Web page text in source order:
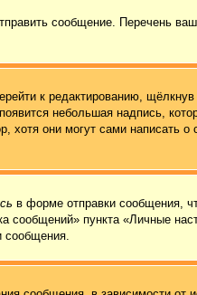
сообщение. Перечень
к редактированию, щёлкнув
небольшая надпись,
хотя они могут сами написать о
в форме отправки сообщения,
пункта «Личные
сообщения.